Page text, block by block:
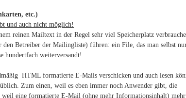
etc.)
und auch nicht möglich!
reinen Mailtext in der Regel sehr viel Speicherplatz
Betreiber der Mailingliste) führen: ein File, das man selbst
hundertfach weiterversandt!
HTML formatierte E-Mails verschicken und auch lesen
Zum einen, weil es eben immer noch Anwender gibt, die
eine formatierte E-Mail (ohne mehr Informationsinhalt)